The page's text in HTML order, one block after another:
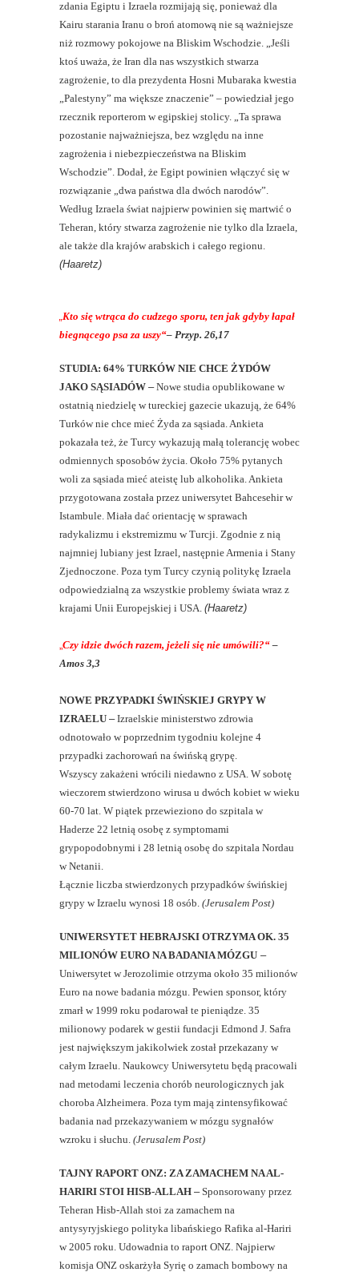
zdania Egiptu i Izraela rozmijają się, ponieważ dla
Kairu starania Iranu o broń atomową nie są ważniejsze
niż rozmowy pokojowe na Bliskim Wschodzie. „Jeśli
ktoś uważa, że Iran dla nas wszystkich stwarza
zagrożenie, to dla prezydenta Hosni Mubaraka kwestia
„Palestyny” ma większe znaczenie” – powiedział jego
rzecznik reporterom w egipskiej stolicy. „Ta sprawa
pozostanie najważniejsza, bez względu na inne
zagrożenia i niebezpieczeństwa na Bliskim
Wschodzie”. Dodał, że Egipt powinien włączyć się w
rozwiązanie „dwa państwa dla dwóch narodów”.
Według Izraela świat najpierw powinien się martwić o
Teheran, który stwarza zagrożenie nie tylko dla Izraela,
ale także dla krajów arabskich i całego regionu.
(Haaretz)
Kto się wtrąca do cudzego sporu, ten jak gdyby łapał
biegnącego psa za uszy“– Przyp. 26,17
STUDIA: 64% TURKÓW NIE CHCE ŻYDÓW
JAKO SĄSIADÓW –Nowe studia opublikowane w
ostatnią niedzielę w tureckiej gazecie ukazują, że 64%
Turków nie chce mieć Żyda za sąsiada. Ankieta
pokazała też, że Turcy wykazują małą tolerancję wobec
odmiennych sposobów życia. Około 75% pytanych
woli za sąsiada mieć ateistę lub alkoholika. Ankieta
przygotowana została przez uniwersytet Bahcesehir w
Istambule. Miała dać orientację w sprawach
radykalizmu i ekstremizmu w Turcji. Zgodnie z nią
najmniej lubiany jest Izrael, następnie Armenia i Stany
Zjednoczone. Poza tym Turcy czynią politykę Izraela
odpowiedzialną za wszystkie problemy świata wraz z
krajami Unii Europejskiej i USA. (Haaretz)
Czy idzie dwóch razem, jeżeli się nie umówili?“–
Amos 3,3
NOWE PRZYPADKI ŚWIŃSKIEJ GRYPY W
IZRAELU –Izraelskie ministerstwo zdrowia
odnotowało w poprzednim tygodniu kolejne 4
przypadki zachorowań na świńską grypę.
Wszyscy zakażeni wrócili niedawno z USA. W sobotę
wieczorem stwierdzono wirusa u dwóch kobiet w wieku
60-70 lat. W piątek przewieziono do szpitala w
Haderze 22 letnią osobę z symptomami
grypopodobnymi i 28 letnią osobę do szpitala Nordau
w Netanii.
Łącznie liczba stwierdzonych przypadków świńskiej
grypy w Izraelu wynosi 18 osób. (Jerusalem Post)
UNIWERSYTET HEBRAJSKI OTRZYMA OK. 35
MILIONÓW EURO NA BADANIA MÓZGU –
Uniwersytet w Jerozolimie otrzyma około 35 milionów
Euro na nowe badania mózgu. Pewien sponsor, który
zmarł w 1999 roku podarował te pieniądze. 35
milionowy podarek w gestii fundacji Edmond J. Safra
jest największym jakikolwiek został przekazany w
całym Izraelu. Naukowcy Uniwersytetu będą pracowali
nad metodami leczenia chorób neurologicznych jak
choroba Alzheimera. Poza tym mają zintensyfikować
badania nad przekazywaniem w mózgu sygnałów
wzroku i słuchu. (Jerusalem Post)
TAJNY RAPORT ONZ: ZA ZAMACHEM NA AL-
HARIRI STOI HISB-ALLAH –Sponsorowany przez
Teheran Hisb-Allah stoi za zamachem na
antysyryjskiego polityka libańskiego Rafika al-Hariri
w 2005 roku. Udowadnia to raport ONZ. Najpierw
komisja ONZ oskarżyła Syrię o zamach bombowy na